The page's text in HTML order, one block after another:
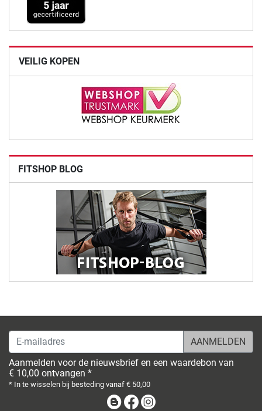
VEILIG KOPEN
FITSHOP BLOG
E-mailadres
Aanmelden voor de nieuwsbrief en een waardebon van
€ 10,00 ontvangen *
* In te wisselen bij besteding vanaf € 50,00
BlogFacebook